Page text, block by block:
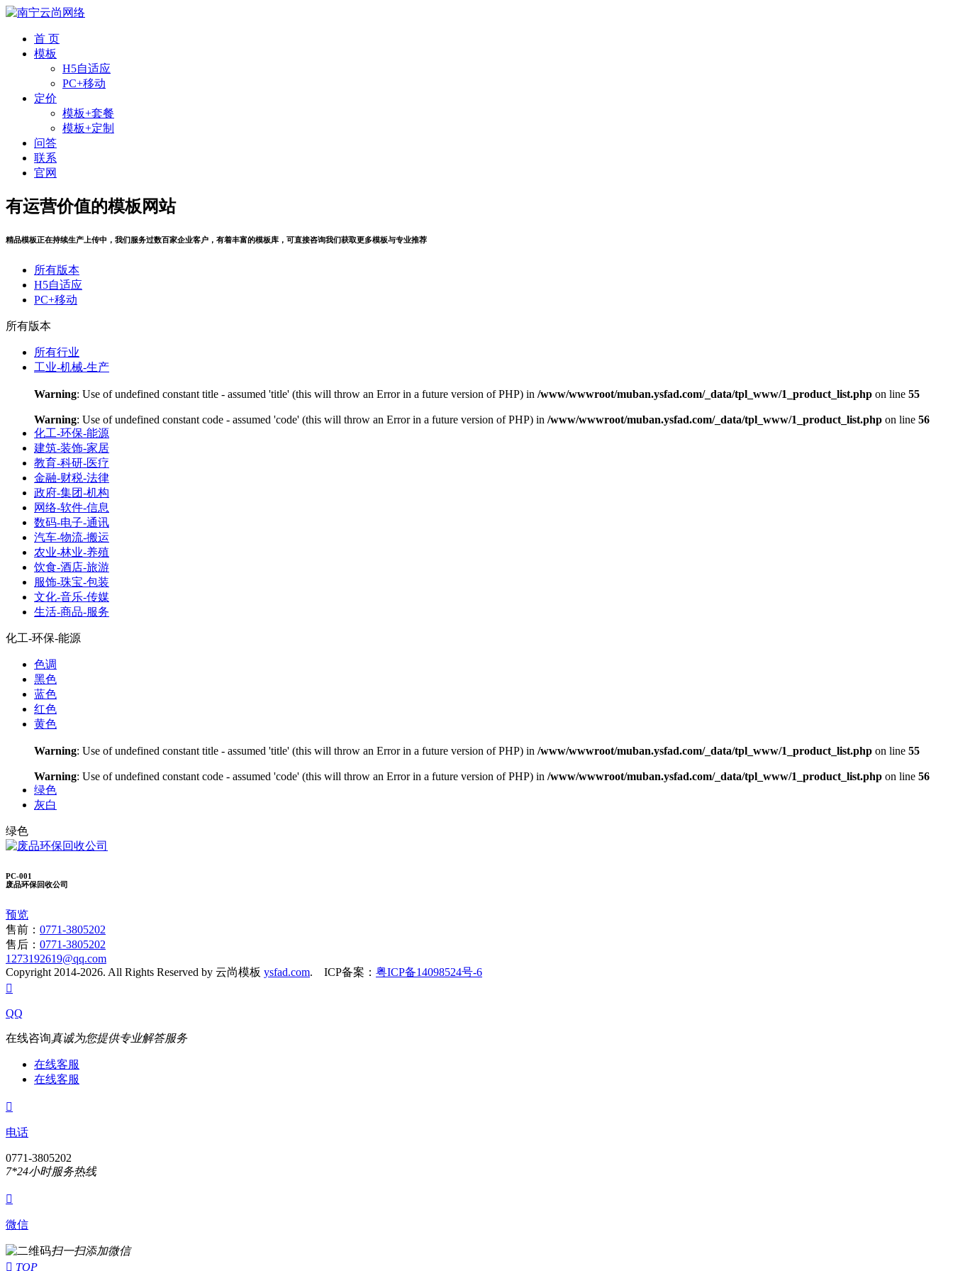
首 页
模板
H5自适应
PC+移动
定价
模板+套餐
模板+定制
问答
联系
官网
有运营价值的模板网站
精品模板正在持续生产上传中，我们服务过数百家企业客户，有着丰富的模板库，可直接咨询我们获取更多模板与专业推荐
所有版本
H5自适应
PC+移动
所有版本
所有行业
工业-机械-生产
Warning: Use of undefined constant title - assumed 'title' (this will throw an Error in a future version of PHP) in /www/wwwroot/muban.ysfad.com/_data/tpl_www/1_product_list.php on line 55
Warning: Use of undefined constant code - assumed 'code' (this will throw an Error in a future version of PHP) in /www/wwwroot/muban.ysfad.com/_data/tpl_www/1_product_list.php on line 56
化工-环保-能源
建筑-装饰-家居
教育-科研-医疗
金融-财税-法律
政府-集团-机构
网络-软件-信息
数码-电子-通讯
汽车-物流-搬运
农业-林业-养殖
饮食-酒店-旅游
服饰-珠宝-包装
文化-音乐-传媒
生活-商品-服务
化工-环保-能源
色调
黑色
蓝色
红色
黄色
Warning: Use of undefined constant title - assumed 'title' (this will throw an Error in a future version of PHP) in /www/wwwroot/muban.ysfad.com/_data/tpl_www/1_product_list.php on line 55
Warning: Use of undefined constant code - assumed 'code' (this will throw an Error in a future version of PHP) in /www/wwwroot/muban.ysfad.com/_data/tpl_www/1_product_list.php on line 56
绿色
灰白
绿色
PC-001
废品环保回收公司
预览
售前： 0771-3805202
售后： 0771-3805202
1273192619@qq.com
Copyright 2014-2026. All Rights Reserved by 云尚模板 ysfad.com. ICP备案： 粤ICP备14098524号-6

QQ
在线咨询真诚为您提供专业解答服务
在线客服
在线客服

电话
0771-3805202
7*24小时服务热线

微信
扫一扫添加微信
 TOP